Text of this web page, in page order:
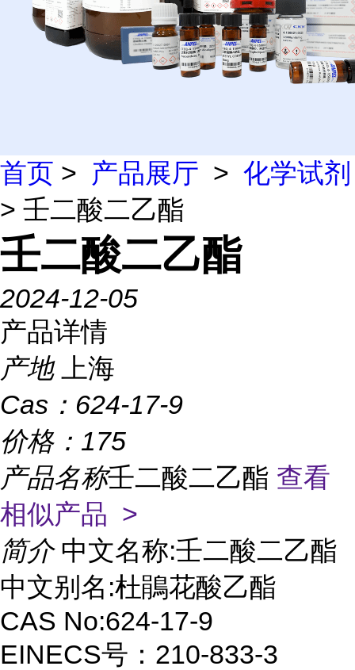
首页 > 产品展厅 > 化学试剂
> 壬二酸二乙酯
壬二酸二乙酯
2024-12-05
产品详情
产地
上海
Cas： 624-17-9
价格： 175
产品名称壬二酸二乙酯 查看
相似产品 >
简介 中文名称:壬二酸二乙酯
中文别名:杜鵑花酸乙酯
CAS No:624-17-9
EINECS号：210-833-3